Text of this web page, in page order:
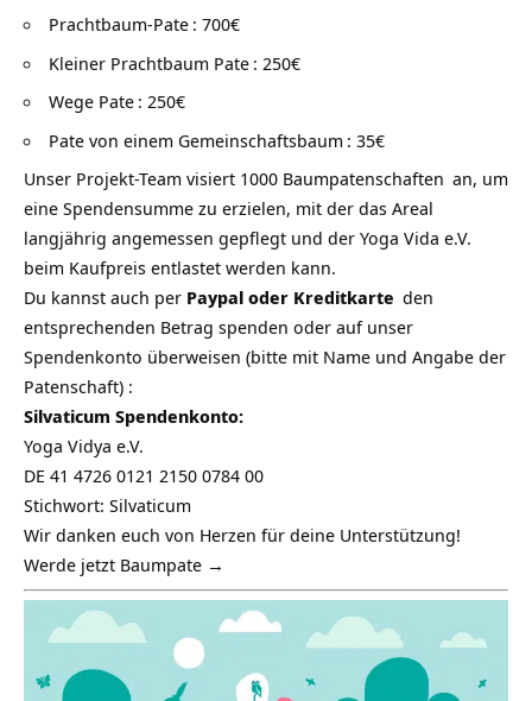
Prachtbaum-Pate : 700€
Kleiner Prachtbaum Pate : 250€
Wege Pate : 250€
Pate von einem Gemeinschaftsbaum : 35€
Unser Projekt-Team visiert 1000 Baumpatenschaften an, um
eine Spendensumme zu erzielen, mit der das Areal
langjährig angemessen gepflegt und der Yoga Vida e.V.
beim Kaufpreis entlastet werden kann.
Du kannst auch per Paypal oder Kreditkarte den
entsprechenden Betrag spenden oder auf unser
Spendenkonto überweisen (bitte mit Name und Angabe der
Patenschaft) :
Silvaticum Spendenkonto:
Yoga Vidya e.V.
DE 41 4726 0121 2150 0784 00
Stichwort: Silvaticum
Wir danken euch von Herzen für deine Unterstützung!
Werde jetzt Baumpate →